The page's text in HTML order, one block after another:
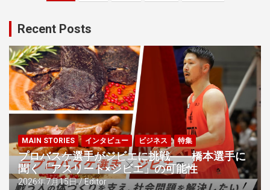
ナ
ビ
ゲ
ー
シ
ョ
ン
Recent Posts
MAIN STORIES インタビュー ビジネス 特集
プロバスケ選手がジビエに挑戦――橋本選手に
聞く「アスリート×ジビエ」の可能性
2026年7月15日 Editor